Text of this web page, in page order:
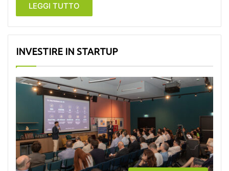
LEGGI TUTTO
INVESTIRE IN STARTUP